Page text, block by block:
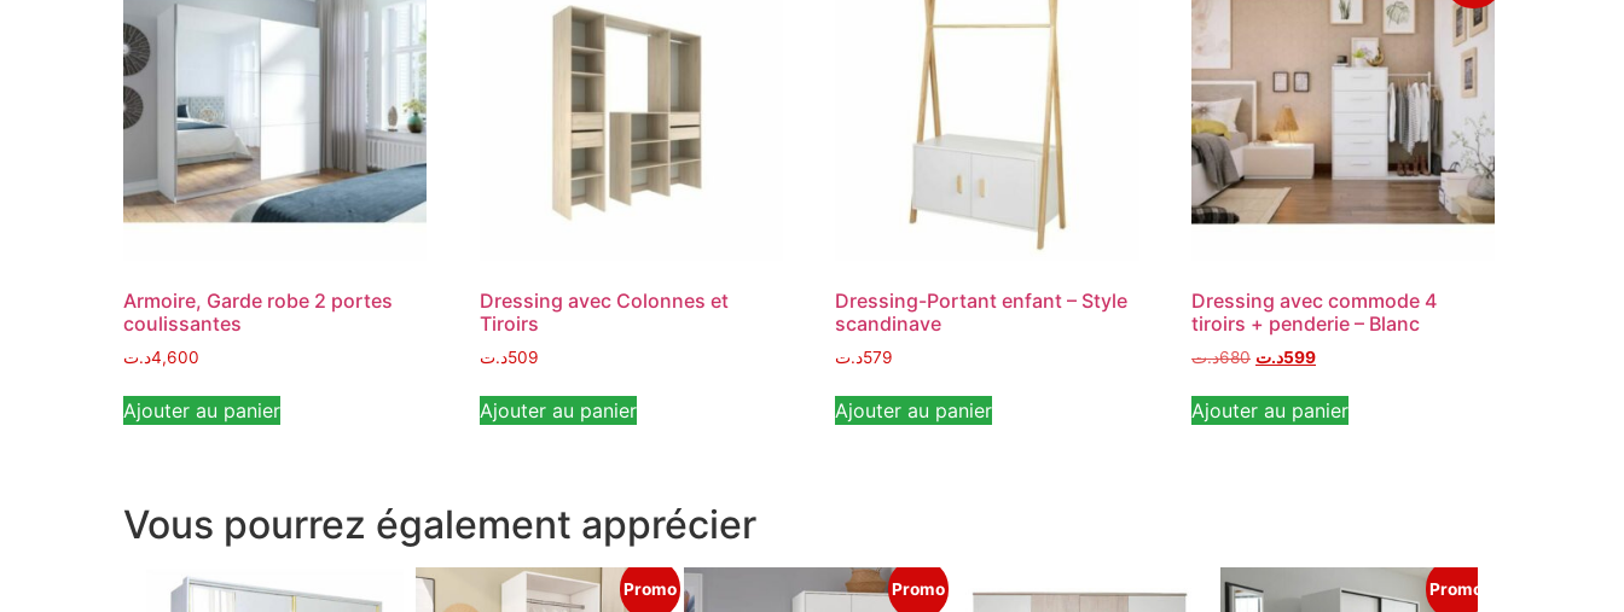
Armoire, Garde robe 2 portes
coulissantes
4,600د.ت
Ajouter au panier
Dressing avec Colonnes et
Tiroirs
509د.ت
Ajouter au panier
Dressing-Portant enfant – Style
scandinave
579د.ت
Ajouter au panier
Dressing avec commode 4
tiroirs + penderie – Blanc
680د.ت 599د.ت
Ajouter au panier
Vous pourrez également apprécier
Promo Promo Promo